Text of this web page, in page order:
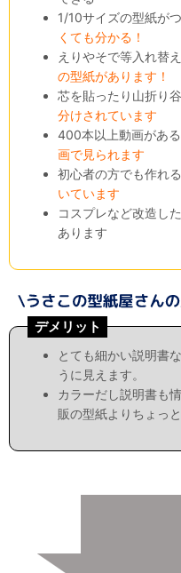
1/10サイズの型紙が
くても分かる！
えりやそで等入れ替
の型紙があります！
芯を貼ったり山折り
分けされています
400本以上動画があ
画で見られます
初心者の方でも作れ
いています
コスプレなど改造し
あります
デメリット
とても細かい説明書
うに見えます。
カラーだし説明書も
販の型紙よりちょっ